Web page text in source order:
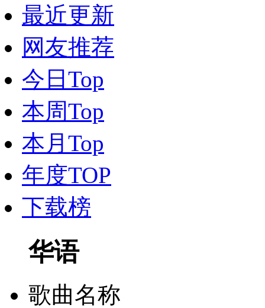
最近更新
网友推荐
今日Top
本周Top
本月Top
年度TOP
下载榜
华语
歌曲名称